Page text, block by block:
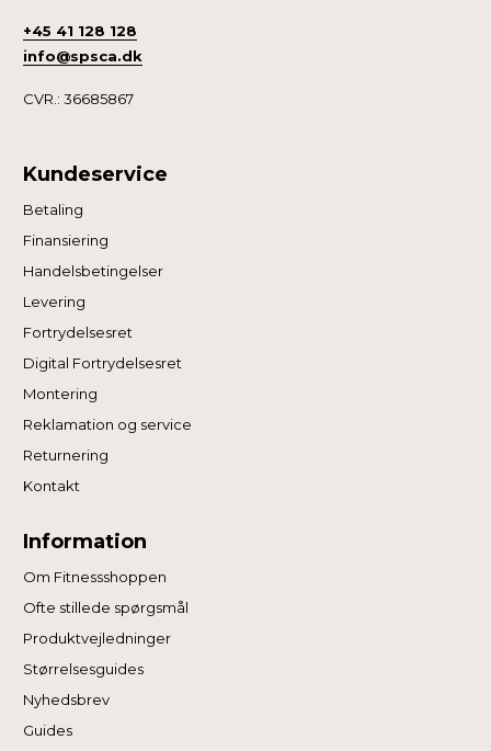
+45 41 128 128
info@spsca.dk
CVR.: 36685867
Kundeservice
Betaling
Finansiering
Handelsbetingelser
Levering
Fortrydelsesret
Digital Fortrydelsesret
Montering
Reklamation og service
Returnering
Kontakt
Information
Om Fitnessshoppen
Ofte stillede spørgsmål
Produktvejledninger
Størrelsesguides
Nyhedsbrev
Guides